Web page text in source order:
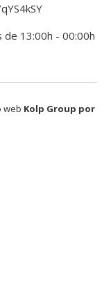
13:00h - 00:00h
web Kolp Group por